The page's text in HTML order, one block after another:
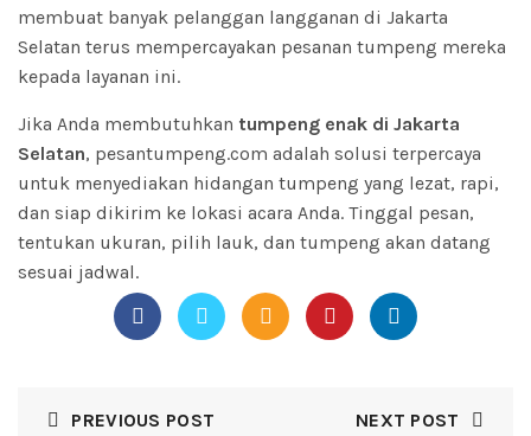
membuat banyak pelanggan langganan di Jakarta
Selatan terus mempercayakan pesanan tumpeng mereka
kepada layanan ini.
Jika Anda membutuhkan tumpeng enak di Jakarta
Selatan, pesantumpeng.com adalah solusi terpercaya
untuk menyediakan hidangan tumpeng yang lezat, rapi,
dan siap dikirim ke lokasi acara Anda. Tinggal pesan,
tentukan ukuran, pilih lauk, dan tumpeng akan datang
sesuai jadwal.
PREVIOUS POST NEXT POST